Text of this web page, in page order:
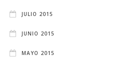
JULIO 2015
JUNIO 2015
MAYO 2015